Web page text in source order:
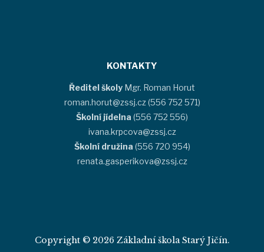
KONTAKTY
Ředitel školy Mgr. Roman Horut
roman.horut@zssj.cz (556 752 571)
Školní jídelna (556 752 556)
ivana.krpcova@zssj.cz
Školní družina (556 720 954)
renata.gasperikova@zssj.cz
Copyright © 2026 Základní škola Starý Jičín.